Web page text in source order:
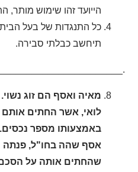
הייועד זהו שימוש מותר,
כל התנגדות של בעל הבית
תיחשב כבלתי סבירה.
מאיה ואסף הם זוג נשוי.
לואי, אשר החתים אותם
באמצעותו מספר
אסף שהה בחו"ל, פנתה
שהחתים אותה על הסכם